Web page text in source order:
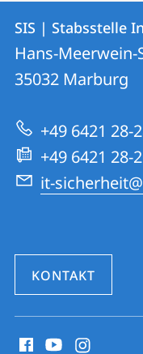
Kontakt
und
Informationen
zur
Website
SIS
|
Stabsstelle
SIS | Stabsstelle
Hans-Meerwein-
35032 Marburg
+49 6421 28-
+49 6421 28-
it-
KONTAKT